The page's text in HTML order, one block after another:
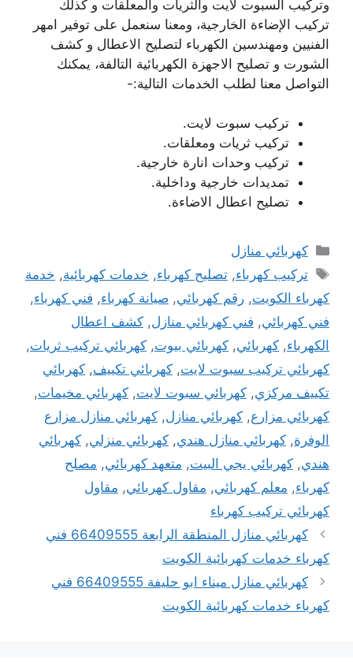
وتركيب السبوت لايت والثريات والمعلقات و كذلك
تركيب الإضاءة الخارجية، ومعنا سنعمل على توفير امهر
الفنيين ومهندسين الكهرباء لتصليح الاعطال و كشف
الشورت و تصليح الاجهزة الكهربائية التالفة، يمكنك
التواصل معنا لطلب الخدمات التالية:-
تركيب سبوت لايت.
تركيب ثريات ومعلقات.
تركيب وحدات انارة خارجية.
تمديدات خارجية وداخلية.
تصليح اعطال الاضاءة.
التصنيفات
كهربائي منازل
الوسوم
تركيب كهرباء,تصليح كهرباء, خدمات كهربائية, خدمة
كهرباء الكويت, رقم كهربائي, صيانة كهرباء, فني كهرباء,
فني كهربائي, فني كهربائي منازل, كشف اعطال
الكهرباء, كهربائي, كهربائي بيوت, كهربائي تركيب ثريات,
كهربائي تركيب سبوت لايت, كهربائي تكييف, كهربائي
تكييف مركزي, كهربائي سبوت لايت, كهربائي مخيمات,
كهربائي مزارع, كهربائي منازل, كهربائي منازل مزارع
الوفرة, كهربائي منازل هندي, كهربائي منزلي, كهربائي
هندي, كهربائي يجي البيت, متعهد كهربائي, مصلح
كهرباء, معلم كهربائي, مقاول كهربائي, مقاول
كهربائي تركيب كهرباء
كهربائي منازل المنطقة الرابعة 66409555 فني
كهرباء خدمات كهربائية الكويت
كهربائي منازل ميناء ابو حليفة 66409555 فني
كهرباء خدمات كهربائية الكويت